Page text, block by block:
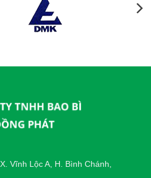
Vĩnh Lộc A, H. Bình Chánh,